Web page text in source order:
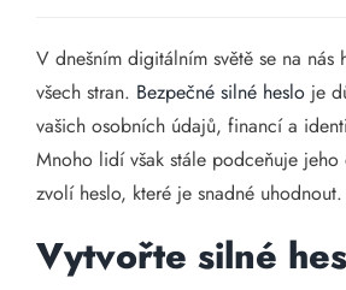
V dnešním digitálním světě se na nás
všech stran. Bezpečné silné heslo je
vašich osobních údajů, financí a
Mnoho lidí však stále podceňuje jeho
zvolí heslo, které je snadné uhodnout.
Vytvořte silné